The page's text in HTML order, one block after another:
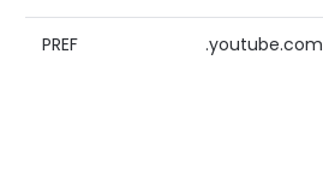
PREF .youtube.com